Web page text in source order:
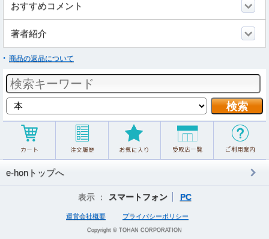
おすすめコメント
著者紹介
商品の返品について
e-honトップへ
表示 ： スマートフォン PC
運営会社概要 プライバシーポリシー
Copyright © TOHAN CORPORATION